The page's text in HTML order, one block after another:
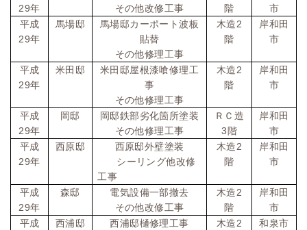
29年
その他改修工事
階
市
平成
29年
馬場邸
馬場邸カーポート波板
貼替
その他修理工事
木造2
階
岸和田
市
平成
29年
米田邸
米田邸屋根漆喰修理工
事
その他修理工事
木造2
階
岸和田
市
平成
29年
岡邸
岡邸鉄部劣化箇所塗装
その他修理工事
ＲＣ造
3 階
岸和田
市
平成
29年
西原邸
西原邸外壁塗装
シーリング他改修
工事
木造2
階
岸和田
市
平成
29年
森邸
電気設備一部撤去
その他改修工事
木造2
階
岸和田
市
平成
西浦邸 西浦邸樋修理工事 木造2 和泉市